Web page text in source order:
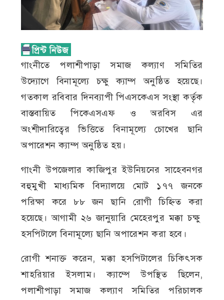
গাংনীতে পলাশীপাড়া সমাজ কল্যাণ সমিতির
উদ্যোগে বিনামূল্যে চক্ষু ক্যাম্প অনুষ্ঠিত হয়েছে।
গতকাল রবিবার দিনব্যাপী পিএসকেএস সংস্থা কর্তৃক
বাস্তবায়িত পিকেএসএফ ও অরবিস এর
অংশীদারিত্বের ভিত্তিতে বিনামূল্যে চোখের ছানি
অপারেশন ক্যাম্প অনুষ্ঠিত হয়।
গাংনী উপজেলার কাজিপুর ইউনিয়নের সাহেবনগর
বহুমুখী মাধ্যমিক বিদ্যালয়ে মোট ১৭৭ জনকে
পরিক্ষা করে ৮৮ জন ছানি রোগী চিহ্নিত করা
হয়েছে। আগামী ২৬ জানুয়ারি মেহেরপুর মক্কা চক্ষু
হসপিটালে বিনামূল্যে ছানি অপারেশন করা হবে।
রোগী শনাক্ত করেন, মক্কা হসপিটালের চিকিৎসক
শাহরিয়ার ইসলাম। ক্যাম্পে উপস্থিত ছিলেন,
পলাশীপাড়া সমাজ কল্যাণ সমিতির পরিচালক